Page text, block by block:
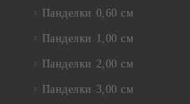
Панделки 0,60 см
Панделки 1,00 см
Панделки 2,00 см
Панделки 3,00 см